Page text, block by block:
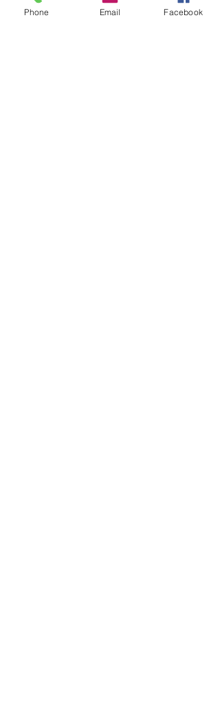
Phone Email Facebook